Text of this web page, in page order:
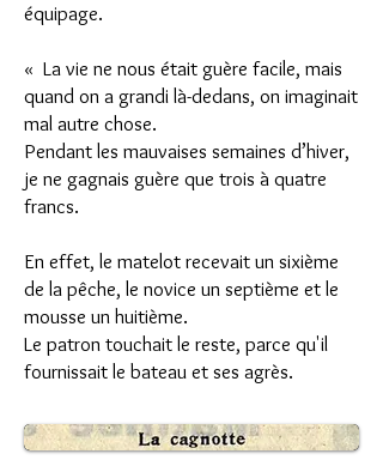
équipage.
« La vie ne nous était guère facile, mais
quand on a grandi là-dedans, on imaginait
mal autre chose.
Pendant les mauvaises semaines d’hiver,
je ne gagnais guère que trois à quatre
francs.
En effet, le matelot recevait un sixième
de la pêche, le novice un septième et le
mousse un huitième.
Le patron touchait le reste, parce qu'il
fournissait le bateau et ses agrès.